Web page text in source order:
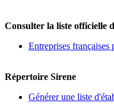
Consulter la liste officielle
Entreprises françaises
Répertoire Sirene
Générer une liste